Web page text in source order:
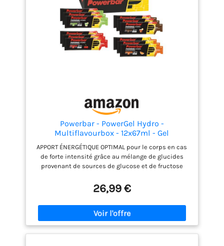
Powerbar - PowerGel Hydro -
Multiflavourbox - 12x67ml - Gel
énergétique riche en glucides - Sodium
APPORT ÉNERGÉTIQUE OPTIMAL pour le corps en cas
de forte intensité grâce au mélange de glucides
provenant de sources de glucose et de fructose
Cherry contiennent jusqu’à 100 mg de
caféine/portion PERFORMANCES MAXIMALES lors de
chaque compétition grâce à un coup de boost au
bon moment avec notre gel énergétique végan –
sans besoin de boire ensuite CONSOMMER EN TOUTE
SÉCURITÉ est notre promesse, car tous nos produits
26,99 €